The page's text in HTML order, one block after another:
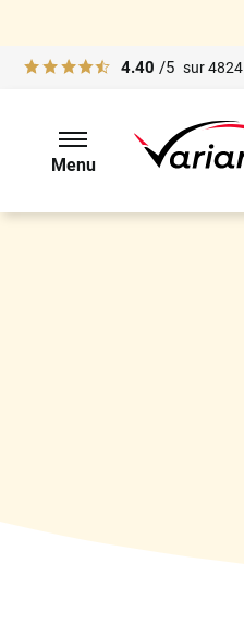
4.40 /5 sur4824
Menu